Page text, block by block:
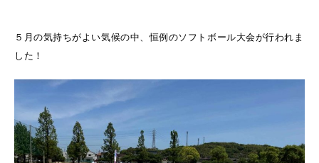
５月の気持ちがよい気候の中、恒例のソフトボール大会が行われま
した！